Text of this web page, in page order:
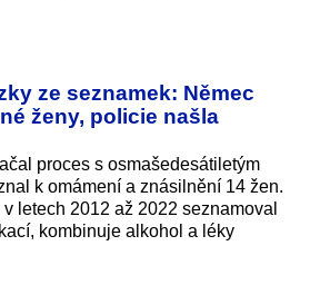
ze seznamek: Němec
ženy, policie našla
proces s osmašedesátiletým
k omámení a znásilnění 14 žen.
letech 2012 až 2022 seznamoval
kombinuje alkohol a léky